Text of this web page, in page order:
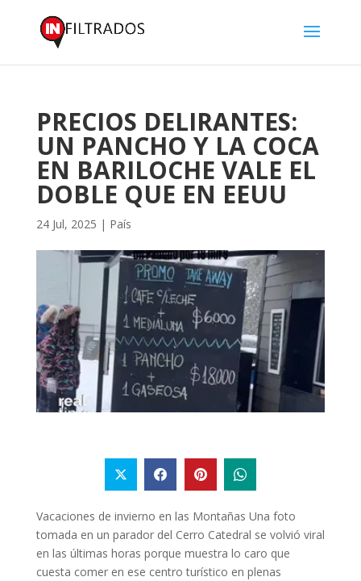
PRECIOS DELIRANTES:
UN PANCHO Y LA COCA
EN BARILOCHE VALE EL
DOBLE QUE EN EEUU
24 Jul, 2025 | País
Vacaciones de invierno en las Montañas Una foto
tomada en un parador del Cerro Catedral se volvió viral
en las últimas horas porque muestra lo caro que
cuesta comer en ese centro turístico en plenas